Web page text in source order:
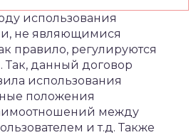
использования
не являющимися
правило, регулируются
данный договор
использования
положения
между
и т.д. Также